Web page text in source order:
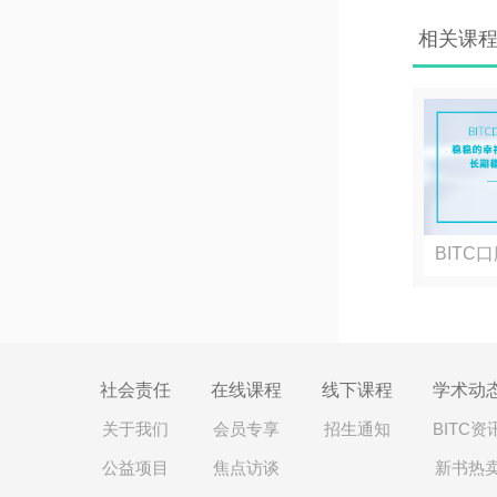
相关课程
BITC
社会责任
关于我们
公益项目
在线课程
会员专享
焦点访谈
线下课程
招生通知
学术动
BITC资
新书热